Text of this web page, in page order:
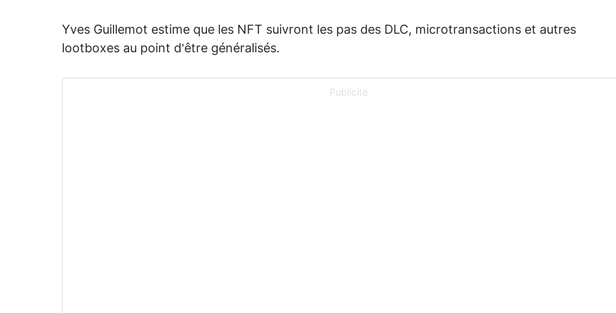
Yves Guillemot estime que les NFT suivront les pas des DLC, microtransactions et autres
lootboxes au point d’être généralisés.
Publicité